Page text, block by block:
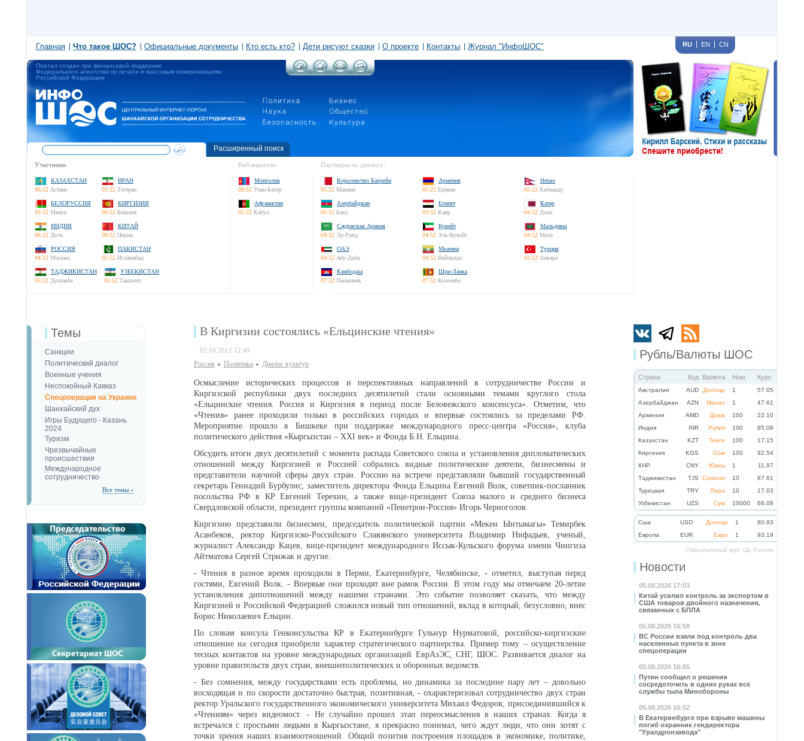
Главная Что такое ШОС? Официальные документы Кто есть кто? Дети рисуют сказки О проекте Контакты Журнал "ИнфоШОС" RU EN CN
Портал создан при финансовой поддержке
Федерального агентства по печати и массовым коммуникациям
Российской Федерации
Расширенный поиск
Участники:
КАЗАХСТАН
06:52 Астана
ИРАН
05:22 Тегеран
БЕЛОРУССИЯ
03:52 Минск
КИРГИЗИЯ
06:52 Бишкек
ИНДИЯ
06:22 Дели
КИТАЙ
08:52 Пекин
РОССИЯ
04:52 Москва
ПАКИСТАН
05:52 Исламабад
ТАДЖИКИСТАН
05:52 Душанбе
УЗБЕКИСТАН
05:52 Ташкент
Наблюдатели:
Монголия
08:52 Улан-Батор
Афганистан
05:22 Кабул
Партнеры по диалогу:
Королевство Бахрейн
05:22 Манама
Армения
05:22 Ереван
Непал
05:22 Катманду
Азербайджан
05:52 Баку
Египет
03:52 Каир
Катар
04:52 Доха
Саудовская Аравия
04:52 Эр-Рияд
Кувейт
04:52 Эль-Кувейт
Мальдивы
04:52 Мале
ОАЭ
04:52 Абу-Даби
Мьянма
04:52 Нейпьидо
Турция
03:52 Анкара
Камбоджа
07:52 Пномпень
Шри-Ланка
07:52 Коломбо
Рубль/Валюты ШОС
Страна Код Валюта Ном. Курс
Австралия AUD Доллар 1
57.05
Азербайджан
AZN Манат 1
47.61
Армения
AMD Драм 100
22.10
Индия
INR Рупия 100
85.08
Казахстан
KZT Тенге 100
17.15
Киргизия
KGS Сом 100
92.54
КНР
CNY Юань 1
11.97
Таджикистан
TJS Сомони 10
87.61
Турецкая
TRY Лира 10
17.03
Узбекистан
UZS Сум 10000 68.08
Cша USD Доллар 1
80.93
Eвропа
EUR Евро 1 93.19
Официальный курс ЦБ России
Новости
05.08.2026 17:03
Китай усилил контроль за экспортом в
США товаров двойного назначения,
связанных с БПЛА
05.08.2026 16:58
ВС России взяли под контроль два
населенных пункта в зоне
спецоперации
05.08.2026 16:55
Путин сообщил о решении
сосредоточить в одних руках все
службы тыла Минобороны
05.08.2026 16:52
В Екатеринбурге при взрыве машины
погиб охранник гендиректора
"Уралдронзавода"
Темы
Санкции
Политический диалог
Военные учения
Неспокойный Кавказ
Спецоперация на Украине
Шанхайский дух
Игры Будущего - Казань
2024
Туризм
Чрезвычайные
происшествия
Международное
сотрудничество
Все темы »
В Киргизии состоялись «Ельцинские чтения»
02.10.2012 12:49
Россия Политика Диалог культур
Осмысление исторических процессов и перспективных направлений в сотрудничестве России и
Киргизской республики двух последних десятилетий стали основными темами круглого стола
«Ельцинские чтения. Россия и Киргизия в период после Беловежского консенсуса». Отметим, что
«Чтения» ранее проходили только в российских городах и впервые состоялись за пределами РФ.
Мероприятие прошло в Бишкеке при поддержке международного пресс-центра «Россия», клуба
политического действия «Кыргызстан – XXI век» и Фонда Б.Н. Ельцина.
Обсудить итоги двух десятилетий с момента распада Советского союза и установления дипломатических
отношений между Киргизией и Россией собрались видные политические деятели, бизнесмены и
представители научной сферы двух стран. Россию на встрече представляли бывший государственный
секретарь Геннадий Бурбулис, заместитель директора Фонда Ельцина Евгений Волк, советник-посланник
посольства РФ в КР Евгений Терехин, а также вице-президент Союза малого и среднего бизнеса
Свердловской области, президент группы компаний «Пенетрон-Россия» Игорь Черноголов.
Киргизию представили бизнесмен, председатель политической партии «Мекен Ынтымагы» Темирбек
Асанбеков, ректор Киргизско-Российского Славянского университета Владимир Нифадьев, ученый,
журналист Александр Кацев, вице-президент международного Иссык-Кульского форума имени Чингиза
Айтматова Сергей Стрижак и другие.
- Чтения в разное время проходили в Перми, Екатеринбурге, Челябинске, - отметил, выступая перед
гостями, Евгений Волк. - Впервые они проходят вне рамок России. В этом году мы отмечаем 20-летие
установления дипотношений между нашими странами. Это событие позволяет сказать, что между
Киргизией и Российской Федерацией сложился новый тип отношений, вклад в который, безусловно, внес
Борис Николаевич Ельцин.
По словам консула Генконсульства КР в Екатеринбурге Гульнур Нурматовой, российско-киргизские
отношение на сегодня приобрели характер стратегического партнерства. Пример тому – осуществление
тесных контактов на уровне международных организаций ЕврАзЭС, СНГ, ШОС. Развивается диалог на
уровне правительств двух стран, внешнеполитических и оборонных ведомств.
- Без сомнения, между государствами есть проблемы, но динамика за последние пару лет – довольно
восходящая и по скорости достаточно быстрая, позитивная, - охарактеризовал сотрудничество двух стран
ректор Уральского государственного экономического университета Михаил Федоров, присоединившийся к
«Чтениям» через видеомост. - Не случайно прошел этап переосмысления в наших странах. Когда я
встречался с простыми людьми в Кыргызстане, я прекрасно понимал, чего ждут люди, что они хотят с
точки зрения наших взаимоотношений. Общий позитив построения площадок в экономике, политике,